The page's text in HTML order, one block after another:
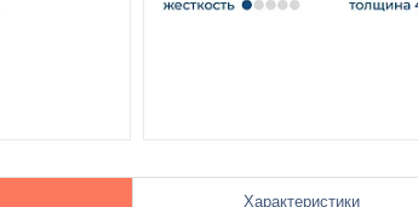
Характеристики